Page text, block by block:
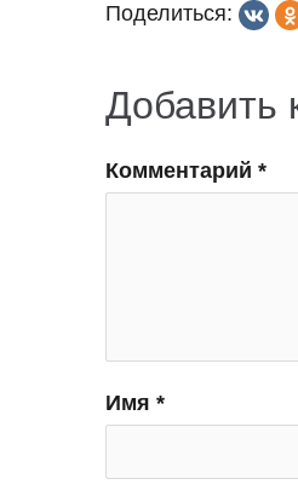
записям
Поделиться:
Добавить
Комментарий *
Имя *